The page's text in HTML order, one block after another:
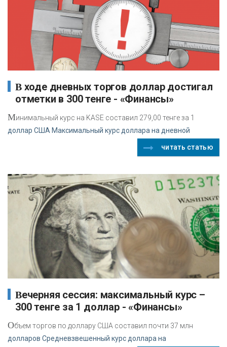
В ходе дневных торгов доллар достигал
отметки в 300 тенге - «Финансы»
Минимальный курс на KASE составил 279,00 тенге за 1
доллар США Максимальный курс доллара на дневной
читать статью
Вечерняя сессия: максимальный курс –
300 тенге за 1 доллар - «Финансы»
Объем торгов по доллару США составил почти 37 млн
долларов Средневзвешенный курс доллара на